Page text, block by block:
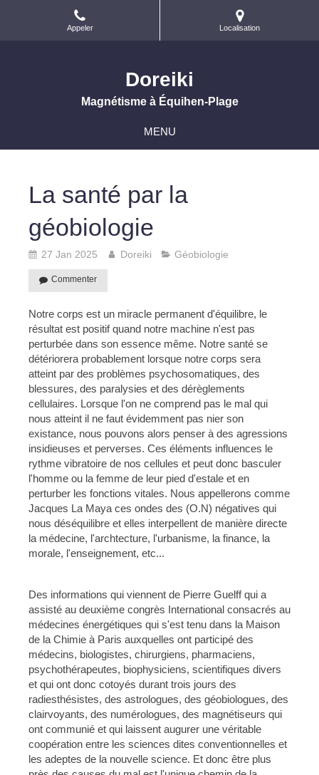
Appeler Localisation
Doreiki
Magnétisme à Équihen-Plage
MENU
La santé par la
géobiologie
27 Jan 2025 Doreiki Géobiologie
Commenter
Notre corps est un miracle permanent d'équilibre, le
résultat est positif quand notre machine n'est pas
perturbée dans son essence même. Notre santé se
détériorera probablement lorsque notre corps sera
atteint par des problèmes psychosomatiques, des
blessures, des paralysies et des dérèglements
cellulaires. Lorsque l'on ne comprend pas le mal qui
nous atteint il ne faut évidemment pas nier son
existance, nous pouvons alors penser à des agressions
insidieuses et perverses. Ces éléments influences le
rythme vibratoire de nos cellules et peut donc basculer
l'homme ou la femme de leur pied d'estale et en
perturber les fonctions vitales. Nous appellerons comme
Jacques La Maya ces ondes des (O.N) négatives qui
nous déséquilibre et elles interpellent de manière directe
la médecine, l'archtecture, l'urbanisme, la finance, la
morale, l'enseignement, etc...
Des informations qui viennent de Pierre Guelff qui a
assisté au deuxième congrès International consacrés au
médecines énergétiques qui s'est tenu dans la Maison
de la Chimie à Paris auxquelles ont participé des
médecins, biologistes, chirurgiens, pharmaciens,
psychothérapeutes, biophysiciens, scientifiques divers
et qui ont donc cotoyés durant trois jours des
radiesthésistes, des astrologues, des géobiologues, des
clairvoyants, des numérologues, des magnétiseurs qui
ont communié et qui laissent augurer une véritable
coopération entre les sciences dites conventionnelles et
les adeptes de la nouvelle science. Et donc être plus